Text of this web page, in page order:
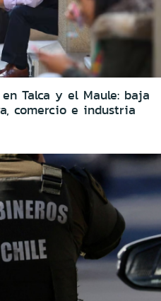
Talca y el Maule: baja
comercio e industria